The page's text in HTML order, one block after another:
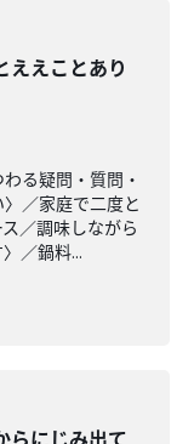
えことあり
る疑問・質問・
／家庭で二度と
／調味しながら
／鍋料...